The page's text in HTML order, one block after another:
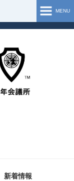
MENU
新着情報